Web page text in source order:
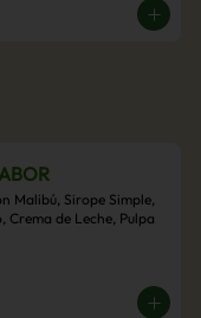
Malibú, Sirope Simple,
Crema de Leche, Pulpa